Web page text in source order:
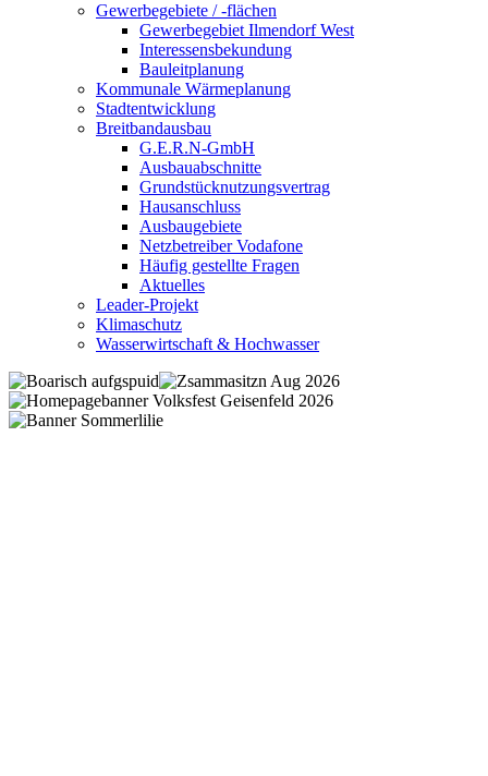
Gewerbegebiete / -flächen
Gewerbegebiet Ilmendorf West
Interessensbekundung
Bauleitplanung
Kommunale Wärmeplanung
Stadtentwicklung
Breitbandausbau
G.E.R.N-GmbH
Ausbauabschnitte
Grundstücknutzungsvertrag
Hausanschluss
Ausbaugebiete
Netzbetreiber Vodafone
Häufig gestellte Fragen
Aktuelles
Leader-Projekt
Klimaschutz
Wasserwirtschaft & Hochwasser